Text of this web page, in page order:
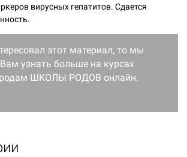
вирусных гепатитов. Сдается
этот материал, то мы
узнать больше на курсах
родам ШКОЛЫ РОДОВ онлайн.